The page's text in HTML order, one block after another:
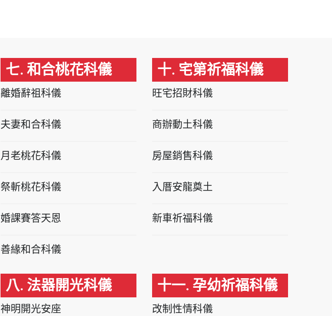
七. 和合桃花科儀
離婚辭祖科儀
夫妻和合科儀
月老桃花科儀
祭斬桃花科儀
婚課賽答天恩
善緣和合科儀
八. 法器開光科儀
神明開光安座
十. 宅第祈福科儀
旺宅招財科儀
商辦動土科儀
房屋銷售科儀
入厝安龍奠土
新車祈福科儀
十一. 孕幼祈福科儀
改制性情科儀